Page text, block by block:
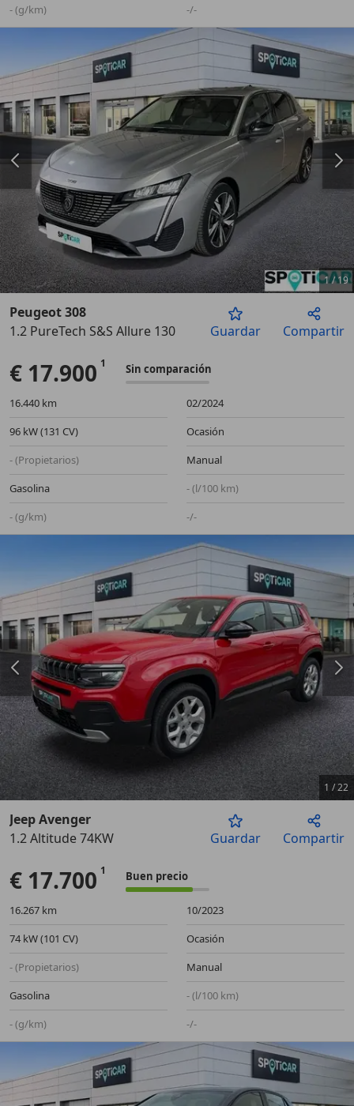
- (g/km)
-/-
Anterior
1/19
Peugeot 308
1.2 PureTech S&S Allure 130
Guardar Compartir
€ 17.900 Sin comparación
16.440 km
02/2024
96 kW (131 CV)
Ocasión
- (Propietarios)
Manual
Gasolina
- (l/100 km)
- (g/km)
-/-
Anterior
1 /22
Jeep Avenger
1.2 Altitude 74KW
Guardar Compartir
€ 17.700 Buen precio
16.267 km
10/2023
74 kW (101 CV)
Ocasión
- (Propietarios)
Manual
Gasolina
- (l/100 km)
- (g/km)
-/-